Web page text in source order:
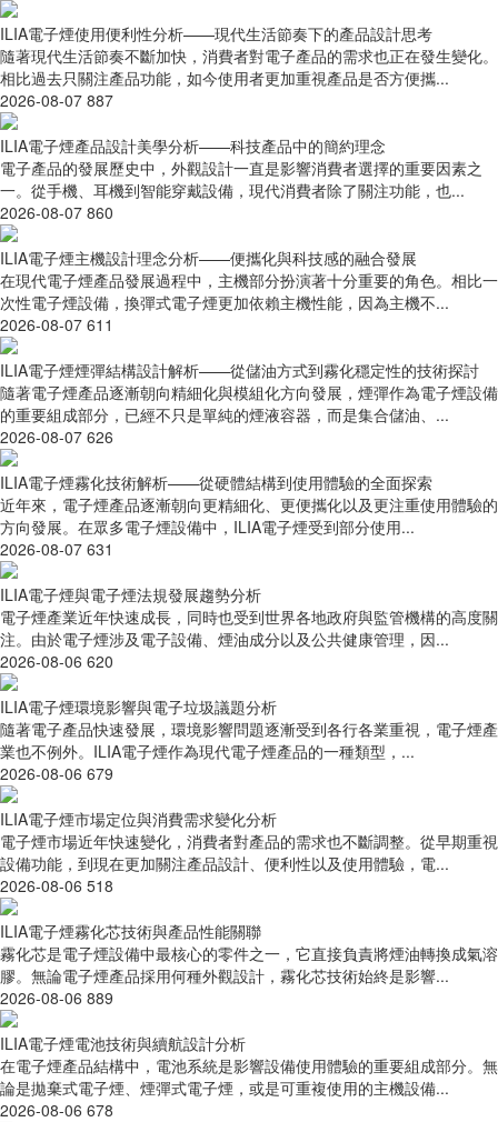
ILIA電子煙使用便利性分析——現代生活節奏下的產品設計思考
隨著現代生活節奏不斷加快，消費者對電子產品的需求也正在發生變化。
相比過去只關注產品功能，如今使用者更加重視產品是否方便攜...
2026-08-07 887
ILIA電子煙產品設計美學分析——科技產品中的簡約理念
電子產品的發展歷史中，外觀設計一直是影響消費者選擇的重要因素之
一。從手機、耳機到智能穿戴設備，現代消費者除了關注功能，也...
2026-08-07 860
ILIA電子煙主機設計理念分析——便攜化與科技感的融合發展
在現代電子煙產品發展過程中，主機部分扮演著十分重要的角色。相比一
次性電子煙設備，換彈式電子煙更加依賴主機性能，因為主機不...
2026-08-07 611
ILIA電子煙煙彈結構設計解析——從儲油方式到霧化穩定性的技術探討
隨著電子煙產品逐漸朝向精細化與模組化方向發展，煙彈作為電子煙設備
的重要組成部分，已經不只是單純的煙液容器，而是集合儲油、...
2026-08-07 626
ILIA電子煙霧化技術解析——從硬體結構到使用體驗的全面探索
近年來，電子煙產品逐漸朝向更精細化、更便攜化以及更注重使用體驗的
方向發展。在眾多電子煙設備中，ILIA電子煙受到部分使用...
2026-08-07 631
ILIA電子煙與電子煙法規發展趨勢分析
電子煙產業近年快速成長，同時也受到世界各地政府與監管機構的高度關
注。由於電子煙涉及電子設備、煙油成分以及公共健康管理，因...
2026-08-06 620
ILIA電子煙環境影響與電子垃圾議題分析
隨著電子產品快速發展，環境影響問題逐漸受到各行各業重視，電子煙產
業也不例外。ILIA電子煙作為現代電子煙產品的一種類型，...
2026-08-06 679
ILIA電子煙市場定位與消費需求變化分析
電子煙市場近年快速變化，消費者對產品的需求也不斷調整。從早期重視
設備功能，到現在更加關注產品設計、便利性以及使用體驗，電...
2026-08-06 518
ILIA電子煙霧化芯技術與產品性能關聯
霧化芯是電子煙設備中最核心的零件之一，它直接負責將煙油轉換成氣溶
膠。無論電子煙產品採用何種外觀設計，霧化芯技術始終是影響...
2026-08-06 889
ILIA電子煙電池技術與續航設計分析
在電子煙產品結構中，電池系統是影響設備使用體驗的重要組成部分。無
論是拋棄式電子煙、煙彈式電子煙，或是可重複使用的主機設備...
2026-08-06 678